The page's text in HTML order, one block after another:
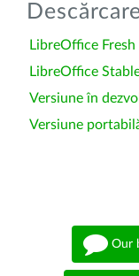
LibreOffice Fresh
LibreOffice
Versiune în
Versiune
Our